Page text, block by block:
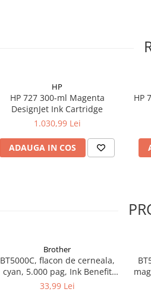
HP
HP 727 300-ml Magenta
DesignJet Ink Cartridge
1.030,99 Lei
ADAUGA IN COS
HP
Brother
BT5000C, flacon de cerneala,
cyan, 5.000 pag, Ink Benefit
DCP-T300/T500W/T700W
33,99 Lei